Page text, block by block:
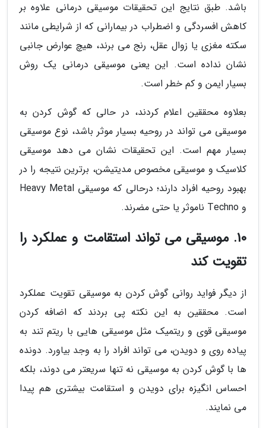
باشد. طبق نتایج این تحقیقات موسیقی درمانی علاوه بر
کاهش افسردگی و اضطراب در بیمارانی که از شرایطی مانند
سکته مغزی یا زوال عقل، رنج می برند، هیچ عوارض جانبی
نشان نداده است. این یعنی موسیقی درمانی یک روش
بسیار ایمن و کم خطر است.
بعلاوه محققین اعلام کردند، در حالی که گوش کردن به
موسیقی می تواند در روحیه بسیار موثر باشد، نوع موسیقی
بسیار مهم است. این تحقیقات نشان می دهد موسیقی
کلاسیک و موسیقی مخصوص مدیتیشن، برترین نتیجه را در
بهبود روحیه افراد دارند؛ درحالی که موسیقی Heavy Metal
و Techno ناموثر یا حتی مضرند.
10. موسیقی می تواند استقامت و عملکرد را
تقویت کند
از دیگر فواید روانی گوش کردن به موسیقی تقویت عملکرد
است. محققین به این نکته پی بردند که اضافه کردن
موسیقی قوی و ریتمیک مثل موسیقی هایی با ریتم تند به
پیاده روی و دویدن، می تواند افراد را به وجد بیاورد. دونده
ها با گوش کردن به موسیقی نه تنها سریعتر می دوند، بلکه
احساس انگیزه برای دویدن و استقامت بیشتری هم پیدا
می نمایند.